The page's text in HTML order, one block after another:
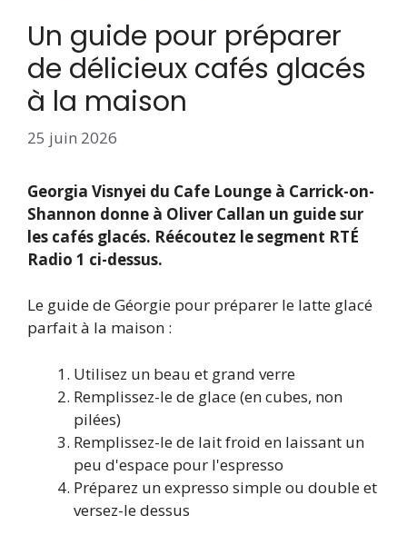
Un guide pour préparer
de délicieux cafés glacés
à la maison
25 juin 2026
Georgia Visnyei du Cafe Lounge à Carrick-on-
Shannon donne à Oliver Callan un guide sur
les cafés glacés. Réécoutez le segment RTÉ
Radio 1 ci-dessus.
Le guide de Géorgie pour préparer le latte glacé
parfait à la maison :
Utilisez un beau et grand verre
Remplissez-le de glace (en cubes, non
pilées)
Remplissez-le de lait froid en laissant un
peu d'espace pour l'espresso
Préparez un expresso simple ou double et
versez-le dessus